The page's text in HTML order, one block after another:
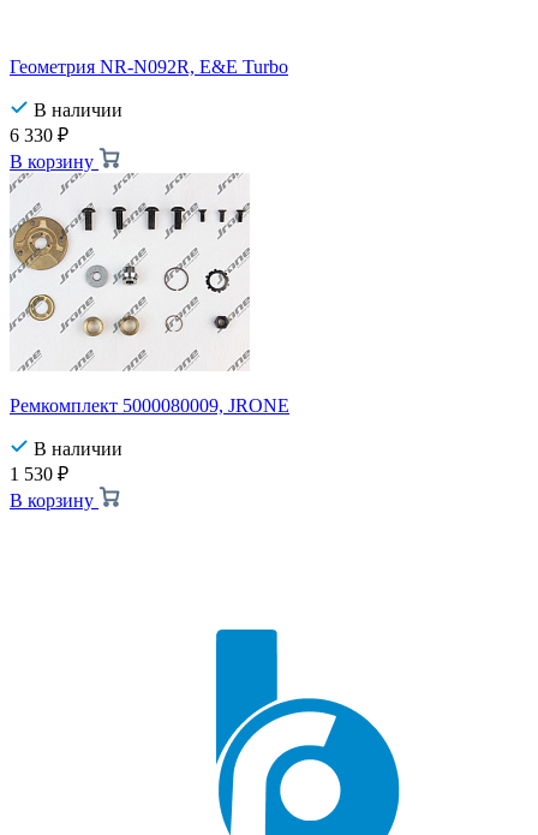
Геометрия NR-N092R, E&E Turbo
В наличии
6 330 ₽
В корзину
Ремкомплект 5000080009, JRONE
В наличии
1 530 ₽
В корзину